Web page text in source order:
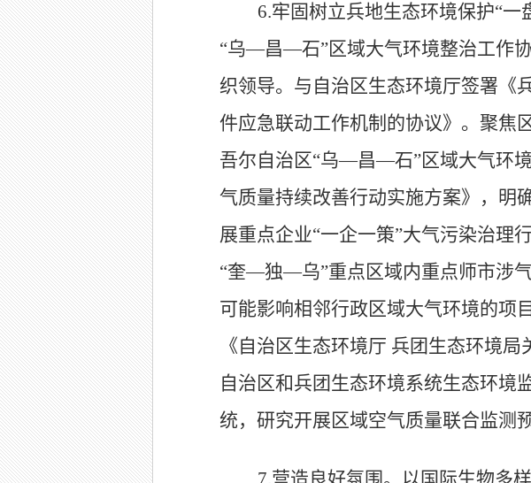
6.牢固树立兵地生态环境保护“一
“乌—昌—石”区域大气环境整治工作
织领导。与自治区生态环境厅签署《
件应急联动工作机制的协议》。 聚焦
吾尔自治区“乌—昌—石”区域大气环
气质量持续改善行动实施方案》，明
展重点企业“一企一策”大气污染治理
“奎—独—乌”重点区域内重点师市涉
可能影响相邻行政区域大气环境的项
《自治区生态环境厅 兵团生态环境
自治区和兵团生态环境系统生态环境
统，研究开展区域空气质量联合监测预
7.营造良好氛围。以国际生物多